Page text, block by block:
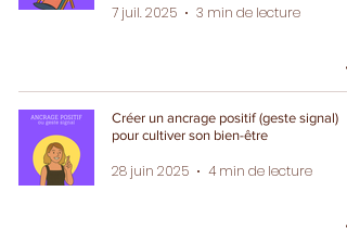
7 juil. 2025 3 min de lecture
Créer un ancrage positif (geste signal)
pour cultiver son bien-être
28 juin 2025 4 min de lecture